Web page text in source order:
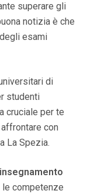
superare gli
notizia è che
esami
di
studenti
cruciale per te
con
La Spezia.
competenze